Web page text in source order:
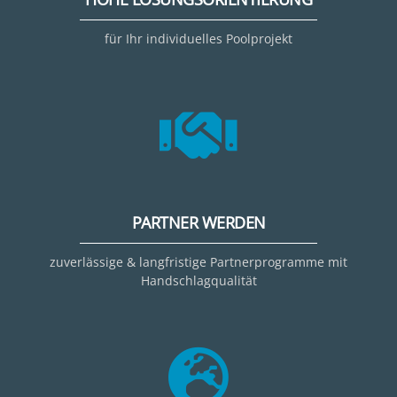
für Ihr individuelles Poolprojekt
PARTNER WERDEN
zuverlässige & langfristige Partnerprogramme mit
Handschlagqualität